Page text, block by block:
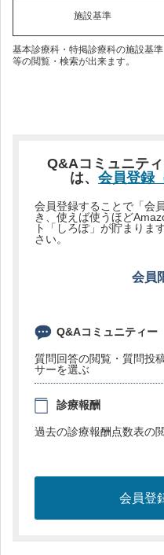
施設基準
基本診療科・特掲診療科の施設基準
等の閲覧・検索が出来ます。
Q&Aコミュニテ
は、 会員登録
会員登録することで「会
き、使えば使うほど
ト「しろぽ」が貯まりま
さい。
会員
Q&Aコミュニティー
質問回答の閲覧・質問投
サーを選ぶ
診療報酬
過去の診療報酬点数表の
会員登